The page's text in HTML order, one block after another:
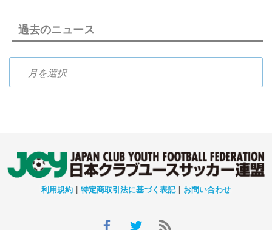
過去のニュース
利用規約 | 特定商取引法に基づく表記| お問い合わせ